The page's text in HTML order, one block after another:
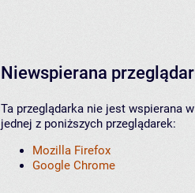
Niewspierana
Ta przeglądarka nie jest wspierana
jednej z poniższych przeglądarek:
Mozilla Firefox
Google Chrome